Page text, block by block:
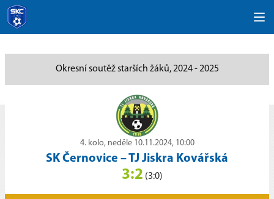
Okresní soutěž starších žáků, 2024 - 2025
4. kolo, neděle 10.11.2024, 10:00
SK Černovice –TJ Jiskra Kovářská
3:2 (3:0)